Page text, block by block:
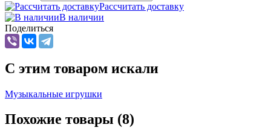
Рассчитать доставку
В наличии
Поделиться
C этим товаром искали
Музыкальные игрушки
Похожие товары (8)